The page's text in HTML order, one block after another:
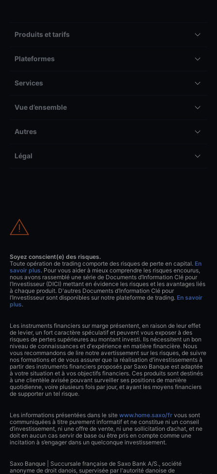
Produits et tarifs
Plateformes
Services
Vue d’ensemble
Autres
Légal
Soyez conscient(e) des risques.
Toute opération de trading comporte des risques de perte en capital. En
savoir plus. Pour vous aider à mieux comprendre les risques encourus,
nous avons rassemblé une série de Documents d’Information Clé pour
l’Investisseur (DICI) mettant en évidence les risques et les avantages liés
à chaque produit. D'autres Documents d’Information Clé pour
l’Investisseur sont disponibles sur notre plateforme de trading. En savoir
plus.
Les instruments financiers sur marge présentent, en raison de leur effet
de levier, un fort caractère spéculatif et peuvent vous exposer à des
risques de pertes supérieures au montant investi. Ils nécessitent un bon
niveau de connaissances et d'expérience en matière financière. Nous
vous recommandons de lire notre avertissement sur les risques, de suivre
nos formations et de vous assurer que la réalisation d'investissements à
partir des instruments financiers proposés par Saxo Banque est adaptée
à votre situation et à vos objectifs financiers. Ces produits sont destinés
à une clientèle avisée pouvant surveiller ses positions de manière
quotidienne, voire plusieurs fois par jour, et ayant les moyens financiers
de supporter un tel risque.
Les informations présentées dans le site www.home.saxo/fr vous sont
communiquées à titre purement informatif et ne constitue ni un conseil
d’investissement, ni une offre de vente, ni une sollicitation d’achat, et ne
doit en aucun cas servir de base ou être pris en compte comme une
incitation à s’engager dans un quelconque investissement.
Saxo Banque | Succursale française de Saxo Bank A/S., société
anonyme de droit danois, supervisée par l'autorité danoise de